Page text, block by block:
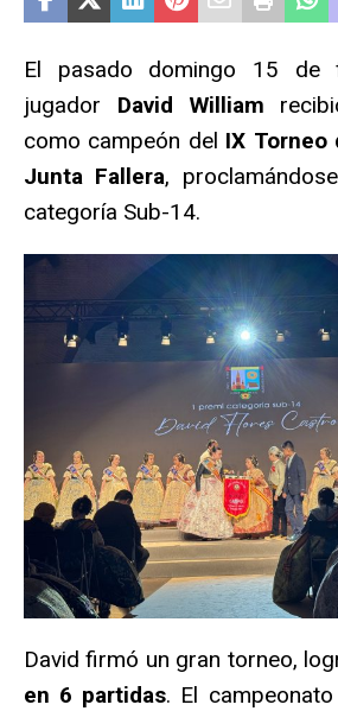
El pasado domingo 15 de
jugador David William
como campeón del IX Torneo
Junta Fallera,
categoría Sub-14.
David firmó un gran torneo,
en 6 partidas. El